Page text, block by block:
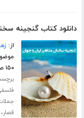
دانلود کتاب گنجینه
از:
۱۵۰ صفحه
قصار،